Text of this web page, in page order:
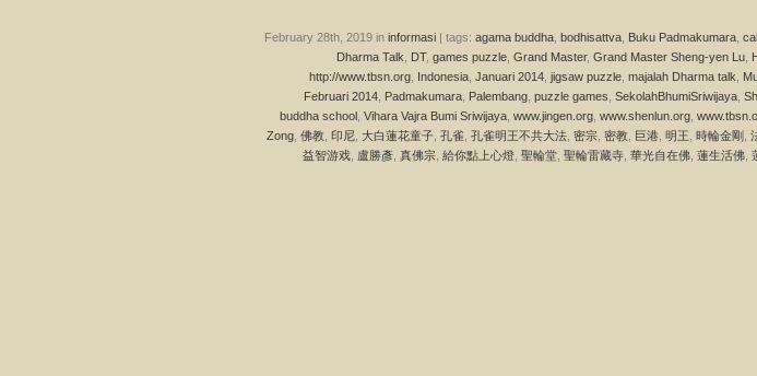
February 28th, 2019 in informasi | tags: agama buddha bodhisattva Buku Padmakumara
Dharma Talk
DT, games puzzle Grand Master, Grand Master Sheng-yen Lu
http://www.tbsn.org Indonesia Januari 2014 jigsaw puzzle majalah Dharma talk
Februari 2014 Padmakumara Palembang puzzle games SekolahBhumiSriwijaya
buddha school Vihara Vajra Bumi Sriwijaya www.jingen.org www.shenlun.org
Zong 佛教 印尼 大白蓮花童子 孔雀 孔雀明王不共大法 密宗 密教 巨港 明王 時輪金剛
益智游戏 盧勝彥 真佛宗 給你點上心燈 聖輪堂 聖輪雷藏寺 華光自在佛 蓮生活佛